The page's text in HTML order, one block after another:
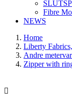
Fibre
NEWS
Home
Liberty
Andre
Zipper with
